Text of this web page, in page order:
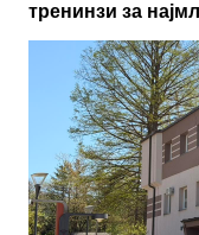
тренинзи за